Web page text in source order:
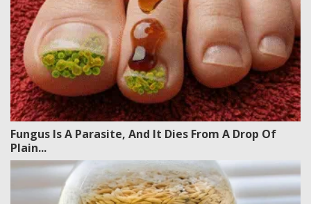
Fungus Is A Parasite, And It Dies From A Drop Of
Plain...